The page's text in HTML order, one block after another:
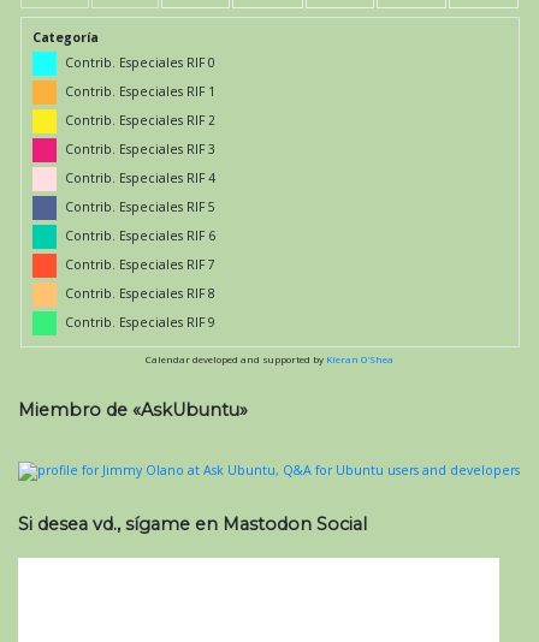
Categoría
Contrib. Especiales RIF 0
Contrib. Especiales RIF 1
Contrib. Especiales RIF 2
Contrib. Especiales RIF 3
Contrib. Especiales RIF 4
Contrib. Especiales RIF 5
Contrib. Especiales RIF 6
Contrib. Especiales RIF 7
Contrib. Especiales RIF 8
Contrib. Especiales RIF 9
Calendar developed and supported by Kieran O'Shea
Miembro de «AskUbuntu»
Si desea vd., sígame en Mastodon Social